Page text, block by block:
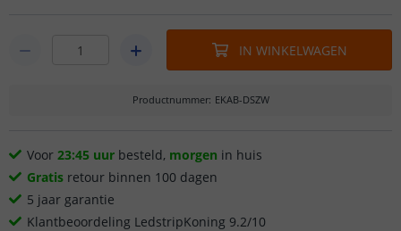
IN WINKELWAGEN
Productnummer: EKAB-DSZW
Voor 23:45 uur besteld, morgen in huis
Gratis retour binnen 100 dagen
5 jaar garantie
Klantbeoordeling LedstripKoning 9.2/10